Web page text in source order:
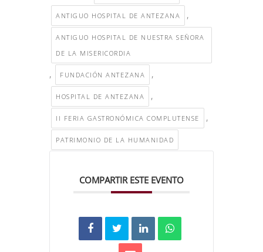
ANTIGUO HOSPITAL DE ANTEZANA ,
ANTIGUO HOSPITAL DE NUESTRA SEÑORA
DE LA MISERICORDIA
, FUNDACIÓN ANTEZANA ,
HOSPITAL DE ANTEZANA ,
II FERIA GASTRONÓMICA COMPLUTENSE ,
PATRIMONIO DE LA HUMANIDAD
COMPARTIR ESTE EVENTO